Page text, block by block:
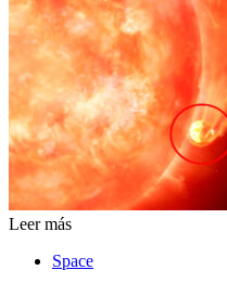
Leer más
Space